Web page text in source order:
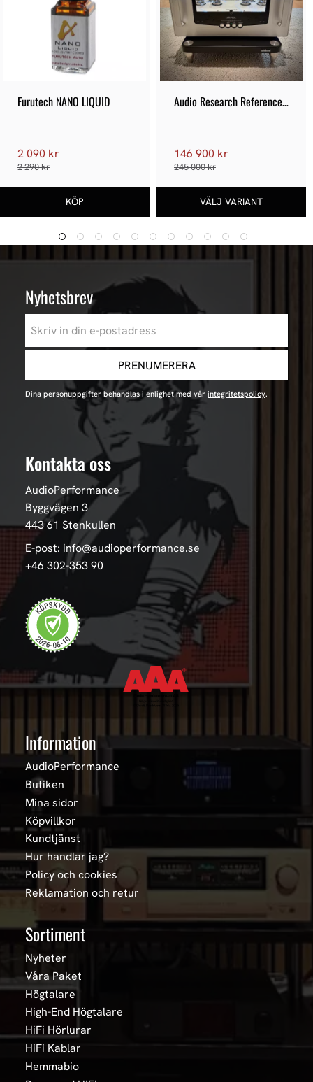
Furutech NANO LIQUID
2 090 kr
2 290 kr
Audio Research Reference
146 900 kr
245 000 kr
Nyhetsbrev
PRENUMERERA
Dina personuppgifter behandlas i enlighet med vår integritetspolicy.
Kontakta oss
AudioPerformance
Byggvägen 3
443 61 Stenkullen
E-post: info@audioperformance.se
+46 302-353 90
Information
AudioPerformance
Butiken
Mina sidor
Köpvillkor
Kundtjänst
Hur handlar jag?
Policy och cookies
Reklamation och retur
Sortiment
Nyheter
Våra Paket
Högtalare
High-End Högtalare
HiFi Hörlurar
HiFi Kablar
Hemmabio